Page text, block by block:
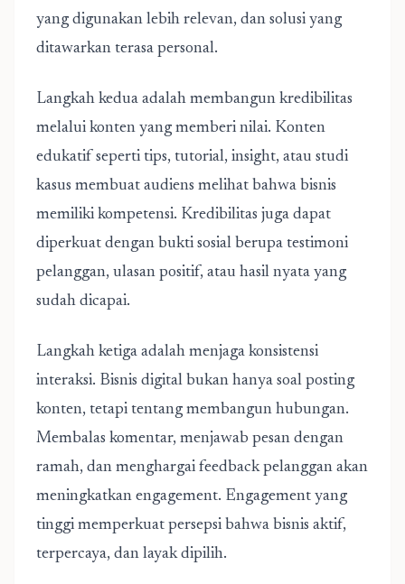
yang digunakan lebih relevan, dan solusi yang
ditawarkan terasa personal.
Langkah kedua adalah membangun kredibilitas
melalui konten yang memberi nilai. Konten
edukatif seperti tips, tutorial, insight, atau studi
kasus membuat audiens melihat bahwa bisnis
memiliki kompetensi. Kredibilitas juga dapat
diperkuat dengan bukti sosial berupa testimoni
pelanggan, ulasan positif, atau hasil nyata yang
sudah dicapai.
Langkah ketiga adalah menjaga konsistensi
interaksi. Bisnis digital bukan hanya soal posting
konten, tetapi tentang membangun hubungan.
Membalas komentar, menjawab pesan dengan
ramah, dan menghargai feedback pelanggan akan
meningkatkan engagement. Engagement yang
tinggi memperkuat persepsi bahwa bisnis aktif,
terpercaya, dan layak dipilih.